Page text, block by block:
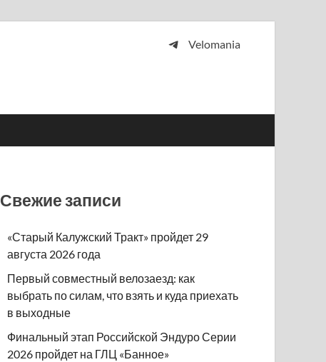
Velomania
Свежие записи
«Старый Калужский Тракт» пройдет 29
августа 2026 года
Первый совместный велозаезд: как
выбрать по силам, что взять и куда приехать
в выходные
Финальный этап Российской Эндуро Серии
2026 пройдет на ГЛЦ «Банное»